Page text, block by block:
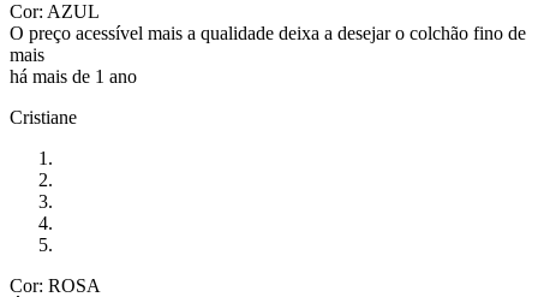
Cor: AZUL
O preço acessível mais a qualidade deixa a desejar o colchão fino de
mais
há mais de 1 ano
Cristiane
Cor: ROSA